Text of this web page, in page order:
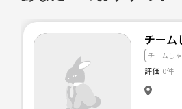
チーム
チームし
評価 0件